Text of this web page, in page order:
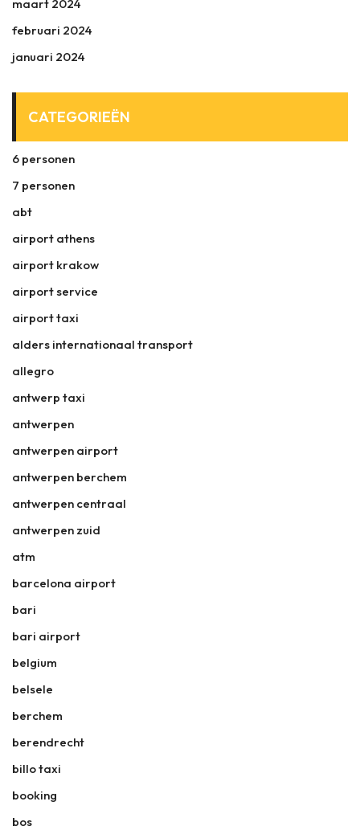
maart 2024
februari 2024
januari 2024
CATEGORIEËN
6 personen
7 personen
abt
airport athens
airport krakow
airport service
airport taxi
alders internationaal transport
allegro
antwerp taxi
antwerpen
antwerpen airport
antwerpen berchem
antwerpen centraal
antwerpen zuid
atm
barcelona airport
bari
bari airport
belgium
belsele
berchem
berendrecht
billo taxi
booking
bos